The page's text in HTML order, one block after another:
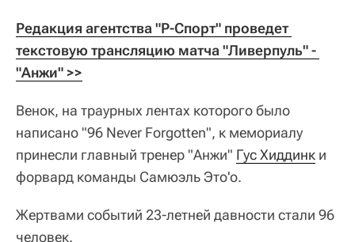
Редакция агентства "Р-Спорт" проведет
текстовую трансляцию матча "Ливерпуль" -
"Анжи" >>
Венок, на траурных лентах которого было
написано "96 Never Forgotten", к мемориалу
принесли главный тренер "Анжи" Гус Хиддинк и
форвард команды Самюэль Это'о.
Жертвами событий 23-летней давности стали 96
человек.